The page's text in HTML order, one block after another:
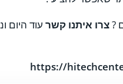
?צרו איתנו קשר עוד היום
https://